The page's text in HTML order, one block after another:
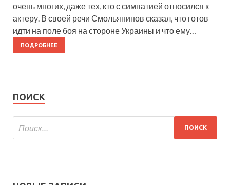
очень многих, даже тех, кто с симпатией относился к
актеру. В своей речи Смольянинов сказал, что готов
идти на поле боя на стороне Украины и что ему…
ПОДРОБНЕЕ
ПОИСК